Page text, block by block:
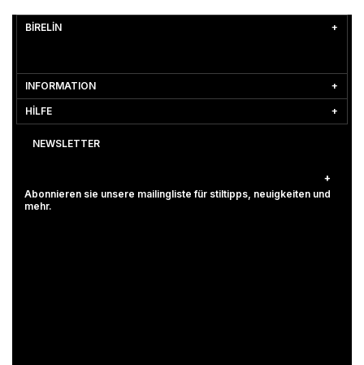
BİRELİN
INFORMATION
HİLFE
NEWSLETTER
Abonnieren sie unsere mailingliste für stiltipps, neuigkeiten und
mehr.